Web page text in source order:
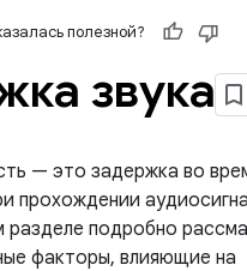
полезной?
звука
— это задержка во
прохождении
разделе подробно
факторы, влияющие на